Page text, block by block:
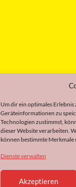
Um dir ein optimales
Geräteinformationen zu
Technologien zustimmst,
dieser Website verarbeiten.
können bestimmte
Dienste verwalten
Akzeptieren